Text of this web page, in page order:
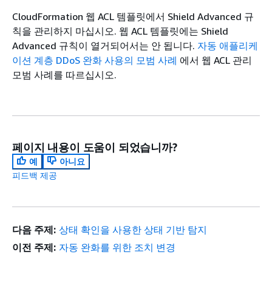
CloudFormation 웹 ACL 템플릿에서 Shield Advanced 규
칙을 관리하지 마십시오. 웹 ACL 템플릿에는 Shield
Advanced 규칙이 열거되어서는 안 됩니다. 자동 애플리케
이션 계층 DDoS 완화 사용의 모범 사례 에서 웹 ACL 관리
모범 사례를 따르십시오.
페이지 내용이 도움이 되었습니까?
예
아니요
피드백 제공
다음 주제: 상태 확인을 사용한 상태 기반 탐지
이전 주제: 자동 완화를 위한 조치 변경